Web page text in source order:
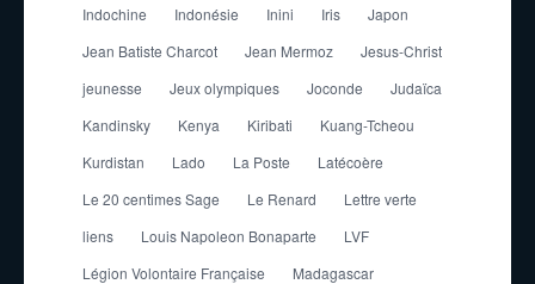
Indochine
Indonésie Inini Iris
Japon
Jean Batiste Charcot
Jean Mermoz
Jesus-Christ
jeunesse
Jeux olympiques Joconde
Judaïca
Kandinsky
Kenya Kiribati
Kuang-Tcheou
Kurdistan
Lado La Poste
Latécoère
Le 20 centimes Sage
Le Renard
Lettre verte
liens
Louis Napoleon Bonaparte
LVF
Légion Volontaire Française
Madagascar